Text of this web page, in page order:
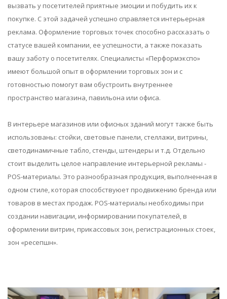
вызвать у посетителей приятные эмоции и побудить их к
покупке. С этой задачей успешно справляется интерьерная
реклама. Оформление торговых точек способно рассказать о
статусе вашей компании, ее успешности, а также показать
вашу заботу о посетителях. Специалисты «Перформэкспо»
имеют большой опыт в оформлении торговых зон и с
готовностью помогут вам обустроить внутреннее
пространство магазина, павильона или офиса.
В интерьере магазинов или офисных зданий могут также быть
использованы: стойки, световые панели, стеллажи, витрины,
светодинамичные табло, стенды, штендеры и т.д. Отдельно
стоит выделить целое направление интерьерной рекламы -
POS-материалы. Это разнообразная продукция, выполненная в
одном стиле, которая способствуюет продвижению бренда или
товаров в местах продаж. POS-материалы необходимы при
создании навигации, информировании покупателей, в
оформлении витрин, прикассовых зон, регистрационных стоек,
зон «ресепшн».